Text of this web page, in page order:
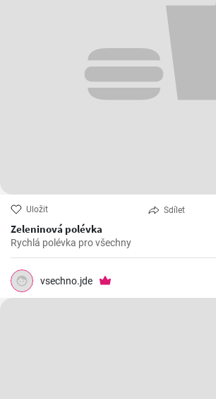
Uložit Sdílet
Zeleninová polévka
Rychlá polévka pro všechny
vsechno.jde